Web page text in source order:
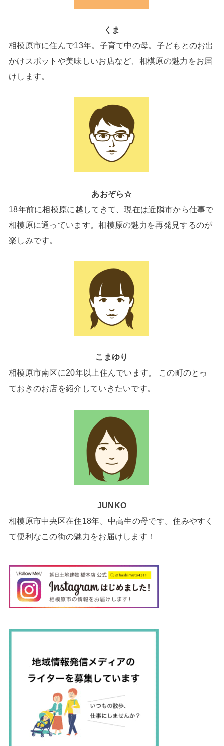
くま
相模原市に住んで13年。子育て中の母。子どもとのお出
かけスポットや美味しいお店など、相模原の魅力をお届
けします。
あおぞら☆
18年前に相模原に越してきて、現在は近隣市から仕事で
相模原に通っています。相模原の魅力を再発見するのが
楽しみです。
こまゆり
相模原市南区に20年以上住んでいます。 この町のとっ
ておきのお店を紹介していきたいです。
JUNKO
相模原市中央区在住18年。中高生の母です。住みやすく
て便利なこの街の魅力をお届けします！